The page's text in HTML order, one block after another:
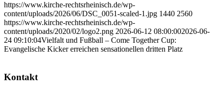
https://www.kirche-rechtsrheinisch.de/wp-
content/uploads/2026/06/DSC_0051-scaled-1.jpg 1440 2560
https://www.kirche-rechtsrheinisch.de/wp-
content/uploads/2020/02/logo2.png 2026-06-12 08:00:002026-06-
24 09:10:04Vielfalt und Fußball – Come Together Cup:
Evangelische Kicker erreichen sensationellen dritten Platz
Kontakt